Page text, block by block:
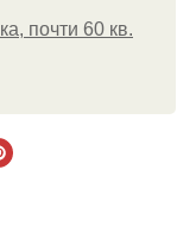
почти 60 кв.